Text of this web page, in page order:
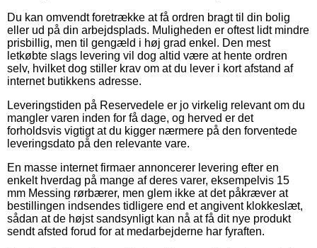
Du kan omvendt foretrække at få ordren bragt til din bolig
eller ud på din arbejdsplads. Muligheden er oftest lidt mindre
prisbillig, men til gengæld i høj grad enkel. Den mest
letkøbte slags levering vil dog altid være at hente ordren
selv, hvilket dog stiller krav om at du lever i kort afstand af
internet butikkens adresse.
Leveringstiden på Reservedele er jo virkelig relevant om du
mangler varen inden for få dage, og herved er det
forholdsvis vigtigt at du kigger nærmere på den forventede
leveringsdato på den relevante vare.
En masse internet firmaer annoncerer levering efter en
enkelt hverdag på mange af deres varer, eksempelvis 15
mm Messing rørbærer, men glem ikke at det påkræver at
bestillingen indsendes tidligere end et angivent klokkeslæt,
sådan at de højst sandsynligt kan nå at få dit nye produkt
sendt afsted forud for at medarbejderne har fyraften.